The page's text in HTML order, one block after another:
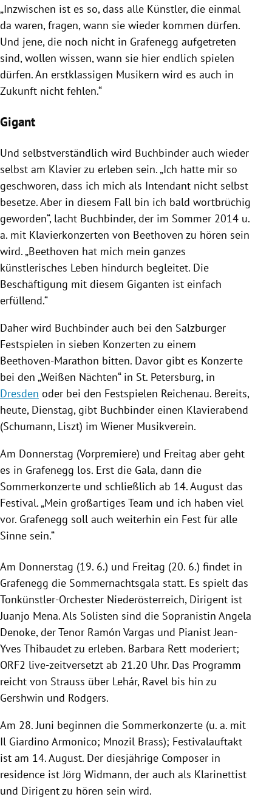
„Inzwischen ist es so, dass alle Künstler, die einmal
da waren, fragen, wann sie wieder kommen dürfen.
Und jene, die noch nicht in Grafenegg aufgetreten
sind, wollen wissen, wann sie hier endlich spielen
dürfen. An erstklassigen Musikern wird es auch in
Zukunft nicht fehlen.“
Gigant
Und selbstverständlich wird Buchbinder auch wieder
selbst am Klavier zu erleben sein. „Ich hatte mir so
geschworen, dass ich mich als Intendant nicht selbst
besetze. Aber in diesem Fall bin ich bald wortbrüchig
geworden“, lacht Buchbinder, der im Sommer 2014 u.
a. mit Klavierkonzerten von Beethoven zu hören sein
wird. „Beethoven hat mich mein ganzes
künstlerisches Leben hindurch begleitet. Die
Beschäftigung mit diesem Giganten ist einfach
erfüllend.“
Daher wird Buchbinder auch bei den Salzburger
Festspielen in sieben Konzerten zu einem
Beethoven-Marathon bitten. Davor gibt es Konzerte
bei den „Weißen Nächten“ in St. Petersburg, in
Dresden oder bei den Festspielen Reichenau. Bereits,
heute, Dienstag, gibt Buchbinder einen Klavierabend
(Schumann, Liszt) im Wiener Musikverein.
Am Donnerstag (Vorpremiere) und Freitag aber geht
es in Grafenegg los. Erst die Gala, dann die
Sommerkonzerte und schließlich ab 14. August das
Festival. „Mein großartiges Team und ich haben viel
vor. Grafenegg soll auch weiterhin ein Fest für alle
Sinne sein.“
Am Donnerstag (19. 6.) und Freitag (20. 6.) findet in
Grafenegg die Sommernachtsgala statt. Es spielt das
Tonkünstler-Orchester Niederösterreich, Dirigent ist
Juanjo Mena. Als Solisten sind die Sopranistin Angela
Denoke, der Tenor Ramón Vargas und PianistJean-
Yves Thibaudetzu erleben. Barbara Rett moderiert;
ORF2 live-zeitversetzt ab 21.20 Uhr. Das Programm
reicht von Strauss über Lehár, Ravel bis hin zu
Gershwin und Rodgers.
Am 28. Juni beginnen die Sommerkonzerte (u. a. mit
Il Giardino Armonico; Mnozil Brass); Festivalauftakt
ist am 14. August. Der diesjährige Composer in
residence istJörg Widmann, der auch als Klarinettist
und Dirigent zu hören sein wird.